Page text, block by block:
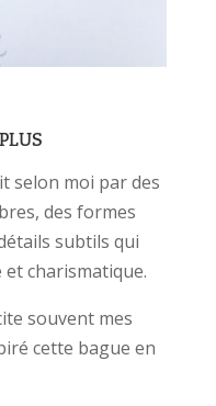
selon moi par des
des formes
subtils qui
charismatique.
souvent mes
cette bague en